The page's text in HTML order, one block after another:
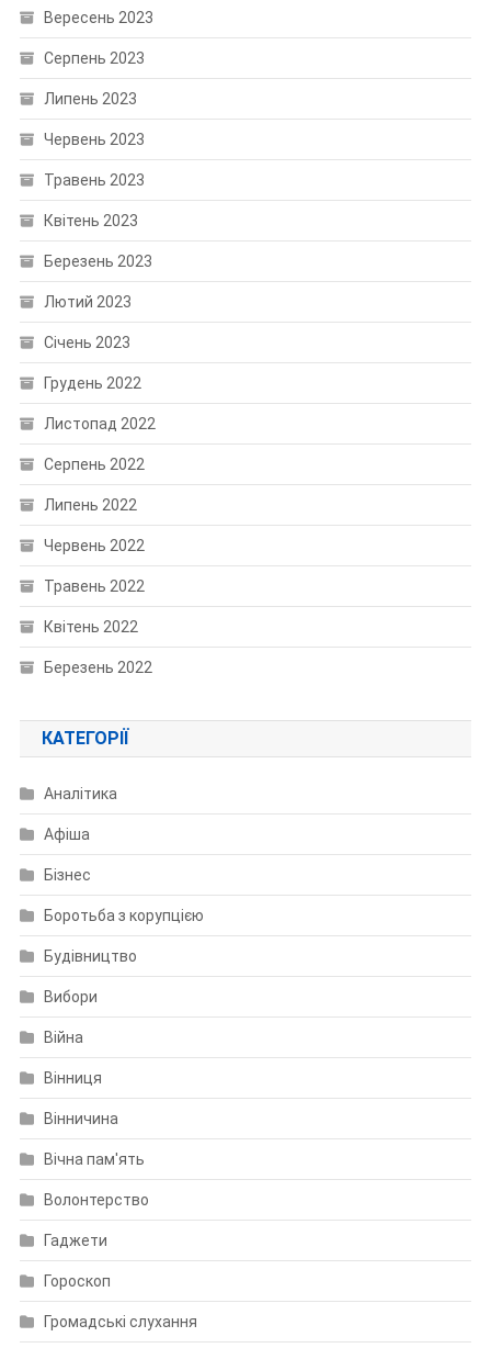
Вересень 2023
Серпень 2023
Липень 2023
Червень 2023
Травень 2023
Квітень 2023
Березень 2023
Лютий 2023
Січень 2023
Грудень 2022
Листопад 2022
Серпень 2022
Липень 2022
Червень 2022
Травень 2022
Квітень 2022
Березень 2022
КАТЕГОРІЇ
Аналітика
Афіша
Бізнес
Боротьба з корупцією
Будівництво
Вибори
Війна
Вінниця
Вінничина
Вічна пам'ять
Волонтерство
Гаджети
Гороскоп
Громадські слухання